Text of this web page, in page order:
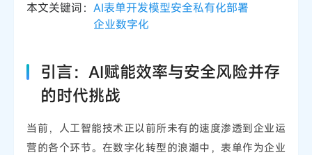
本文关键词：AI表单开发模型安全私有化部署
企业数字化
引言：AI赋能效率与安全风险并存
的时代挑战
当前，人工智能技术正以前所未有的速度渗透到企业运
营的各个环节。在数字化转型的浪潮中，表单作为企业